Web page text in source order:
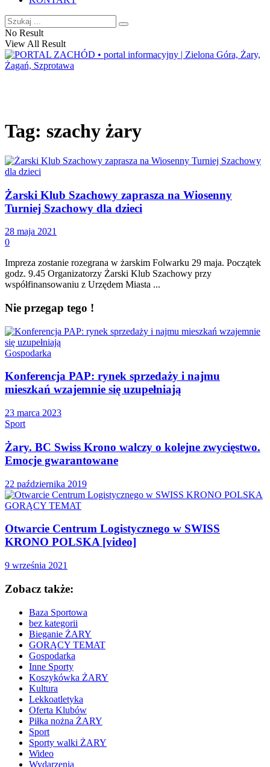
No Result
View All Result
Tag: szachy żary
Żarski Klub Szachowy zaprasza na Wiosenny
Turniej Szachowy dla dzieci
28 maja 2021
0
Impreza zostanie rozegrana w żarskim Folwarku 29 maja. Początek
godz. 9.45 Organizatorzy Żarski Klub Szachowy przy
współfinansowaniu z Urzędem Miasta ...
Nie przegap tego !
Gospodarka
Konferencja PAP: rynek sprzedaży i najmu
mieszkań wzajemnie się uzupełniają
23 marca 2023
Sport
Żary. BC Swiss Krono walczy o kolejne zwycięstwo.
Emocje gwarantowane
22 października 2019
GORĄCY TEMAT
Otwarcie Centrum Logistycznego w SWISS
KRONO POLSKA [video]
9 września 2021
Zobacz także:
Baza Sportowa
bez kategorii
Bieganie ŻARY
GORĄCY TEMAT
Gospodarka
Inne Sporty
Koszykówka ŻARY
Kultura
Lekkoatletyka
Oferta Klubów
Piłka nożna ŻARY
Sport
Sporty walki ŻARY
Wideo
Wydarzenia